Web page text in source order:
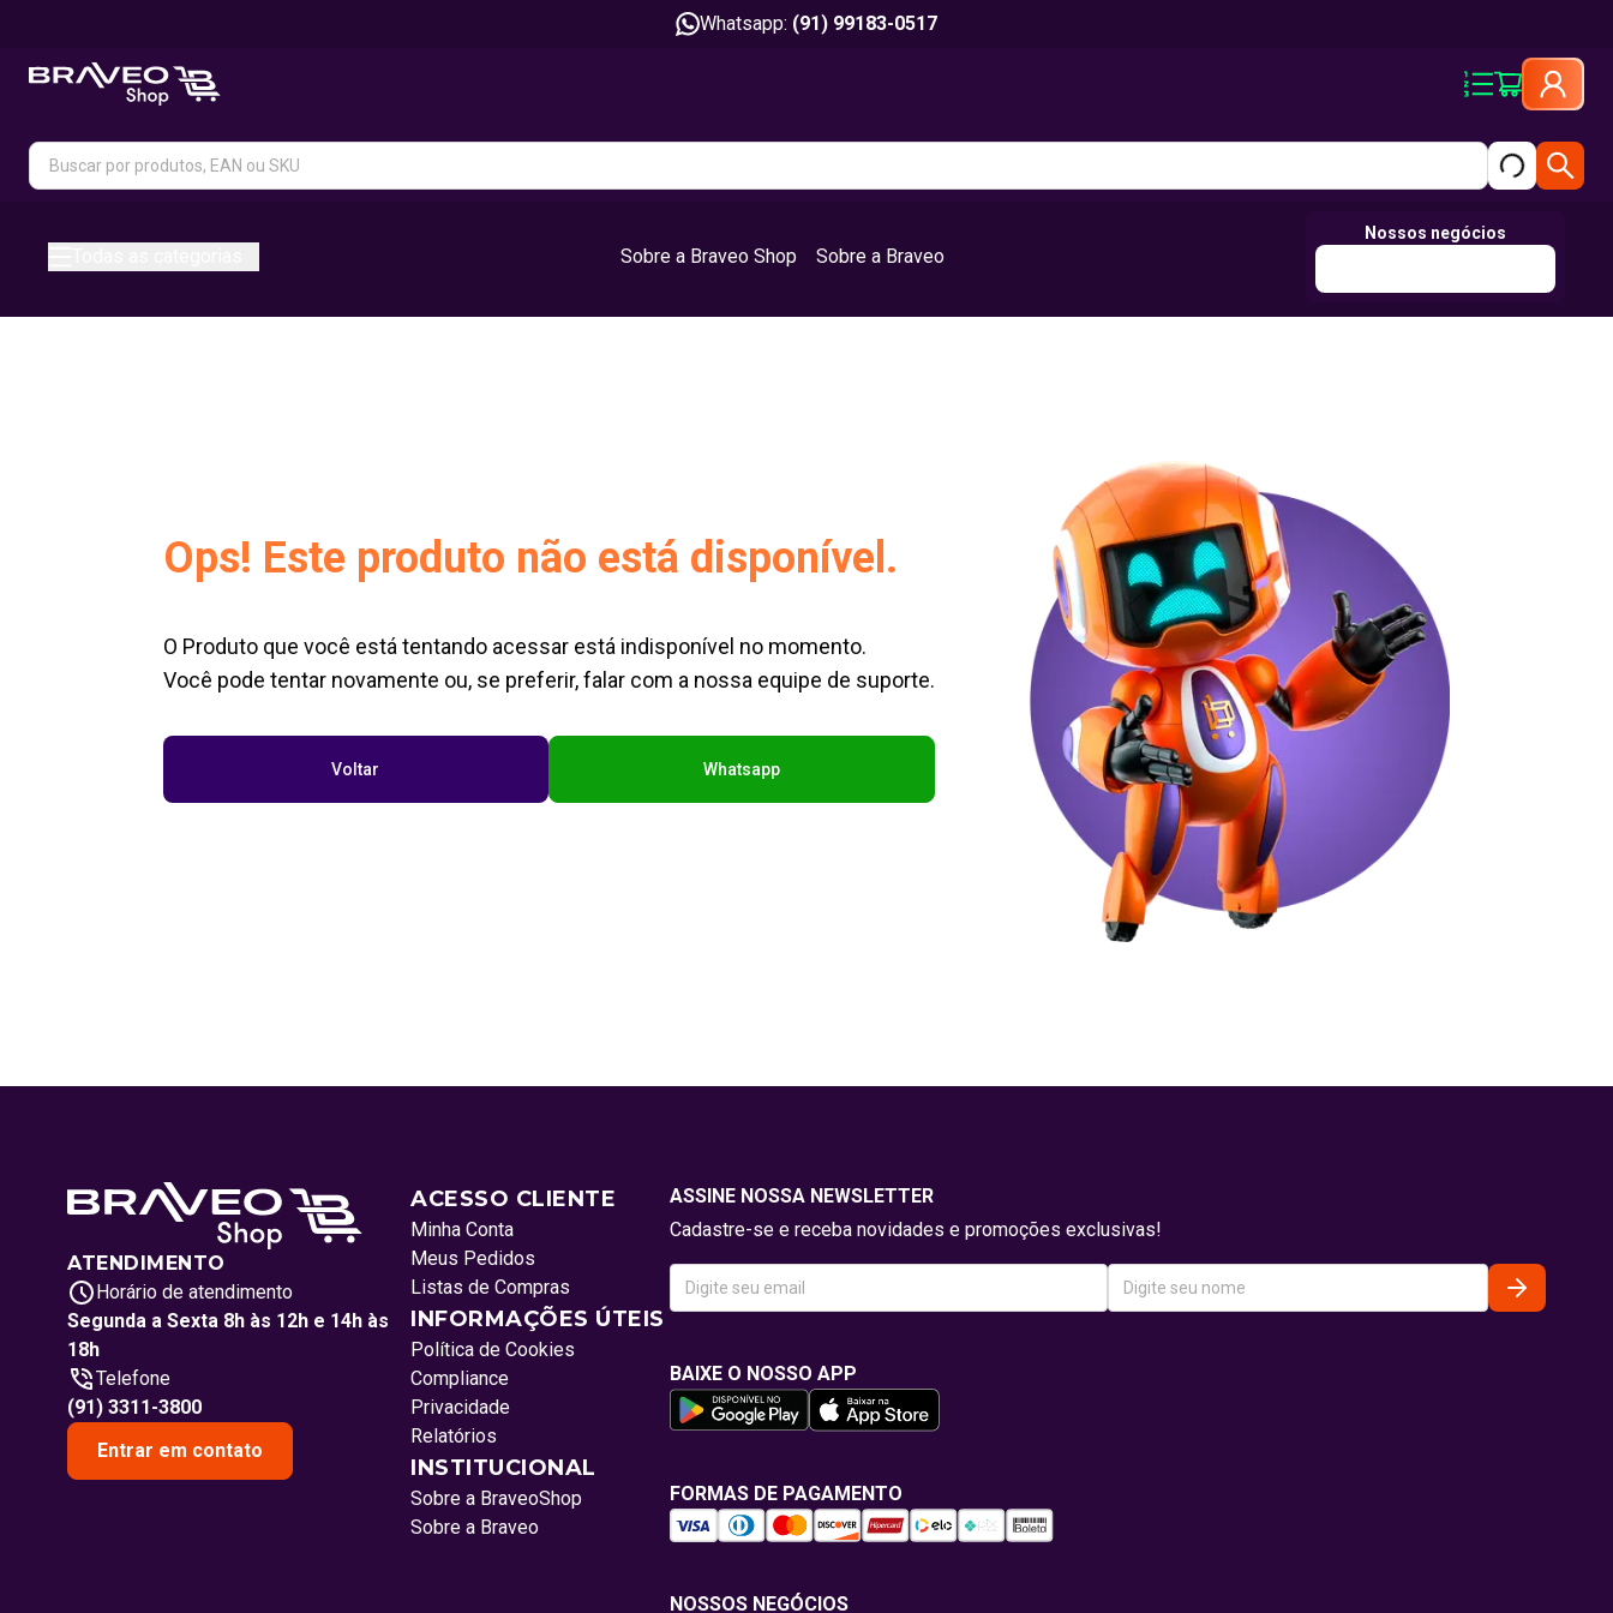
Whatsapp: (91) 99183-0517
Sobre a Braveo Shop Sobre a Braveo
Nossos negócios
Ops! Este produto não está disponível.
O Produto que você está tentando acessar está indisponível no momento.
Você pode tentar novamente ou, se preferir, falar com a nossa equipe de suporte.
Voltar Whatsapp
ATENDIMENTO
Horário de atendimento
Segunda a Sexta 8h às 12h e 14h às
18h
Telefone
(91) 3311-3800
Entrar em contato
ACESSO CLIENTE
Minha Conta
Meus Pedidos
Listas de Compras
INFORMAÇÕES ÚTEIS
Política de Cookies
Compliance
Privacidade
Relatórios
INSTITUCIONAL
Sobre a BraveoShop
Sobre a Braveo
ASSINE NOSSA NEWSLETTER
Cadastre-se e receba novidades e promoções exclusivas!
BAIXE O NOSSO APP
FORMAS DE PAGAMENTO
NOSSOS NEGÓCIOS